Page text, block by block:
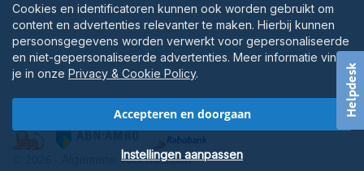
Helpdesk
Algemene voorwaarden
Cookies en identificatoren kunnen ook worden gebruikt om
content en advertenties relevanter te maken. Hierbij kunnen
persoonsgegevens worden verwerkt voor gepersonaliseerde
en niet-gepersonaliseerde advertenties. Meer informatie vind
je in onze Privacy & Cookie Policy.
Accepteren en doorgaan
Instellingen aanpassen